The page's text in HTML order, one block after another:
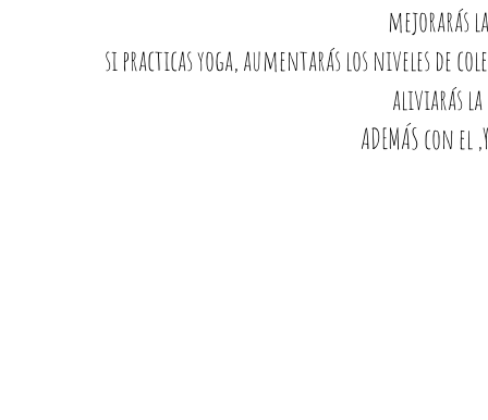
mejorarás
si practicas yoga, aumentarás los niveles de
aliviarás la
ADEMÁS con